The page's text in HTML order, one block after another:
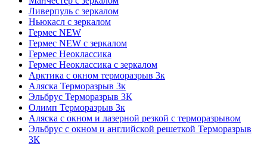
Ливерпуль с зеркалом
Ньюкасл с зеркалом
Гермес NEW
Гермес NEW с зеркалом
Гермес Неоклассика
Гермес Неоклассика с зеркалом
Арктика с окном терморазрыв 3к
Аляска Терморазрыв 3к
Эльбрус Терморазрыв 3К
Олимп Терморазрыв 3к
Аляска с окном и лазерной резкой с терморазрывом
Эльбрус с окном и английской решеткой Терморазрыв
3К